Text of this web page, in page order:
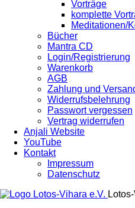
Vorträge
komplette
Meditationen/
Bücher
Mantra CD
Login/Registrierung
Warenkorb
AGB
Zahlung und
Widerrufsbelehrung
Passwort vergessen
Vertrag widerrufen
Anjali Website
YouTube
Kontakt
Impressum
Datenschutz